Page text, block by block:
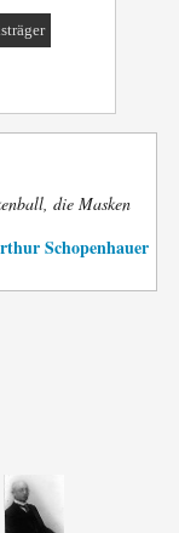
die Masken
Schopenhauer